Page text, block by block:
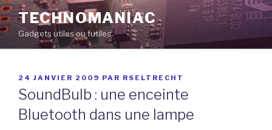
Aller
au
contenu
principal
TECHNOMANIAC
Gadgets utiles ou futiles
PUBLIÉ
LE
24 JANVIER 2009 PAR RSELTRECHT
SoundBulb : une enceinte
Bluetooth dans une lampe